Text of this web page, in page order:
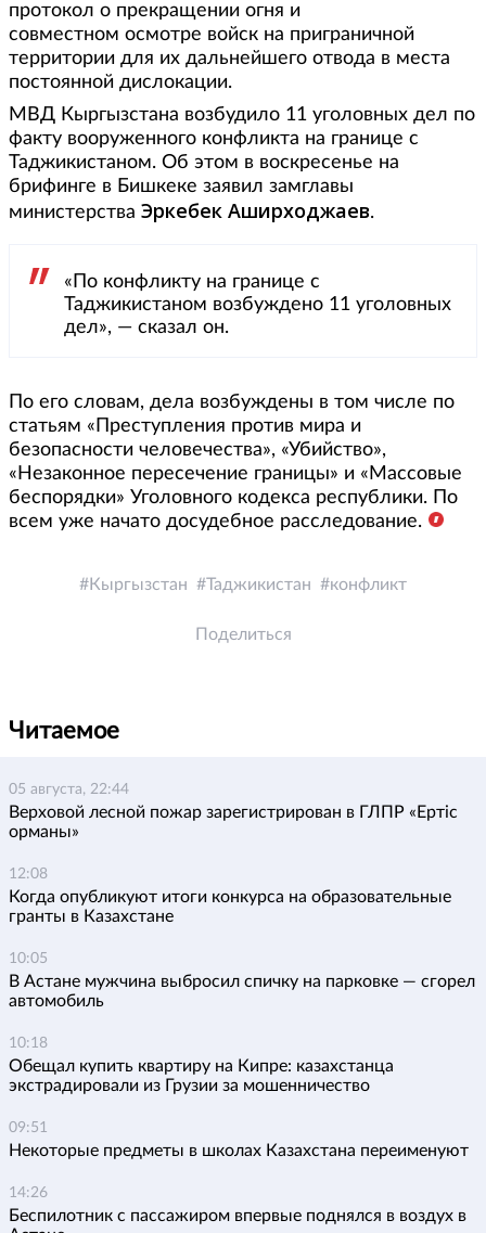
протокол о прекращении огня и
совместном осмотре войск на приграничной
территории для их дальнейшего отвода в места
постоянной дислокации.
МВД Кыргызстана возбудило 11 уголовных дел по
факту вооруженного конфликта на границе с
Таджикистаном. Об этом в воскресенье на
брифинге в Бишкеке заявил замглавы
министерства Эркебек Аширходжаев.
«По конфликту на границе с
Таджикистаном возбуждено 11 уголовных
дел», — сказал он.
По его словам, дела возбуждены в том числе по
статьям «Преступления против мира и
безопасности человечества», «Убийство»,
«Незаконное пересечение границы» и «Массовые
беспорядки» Уголовного кодекса республики. По
всем уже начато досудебное расследование.
Кыргызстан Таджикистан конфликт
Поделиться
Читаемое
05 августа, 22:44
Верховой лесной пожар зарегистрирован в ГЛПР «Ертіс
орманы»
12:08
Когда опубликуют итоги конкурса на образовательные
гранты в Казахстане
10:05
В Астане мужчина выбросил спичку на парковке — сгорел
автомобиль
10:18
Обещал купить квартиру на Кипре: казахстанца
экстрадировали из Грузии за мошенничество
09:51
Некоторые предметы в школах Казахстана переименуют
14:26
Беспилотник с пассажиром впервые поднялся в воздух в